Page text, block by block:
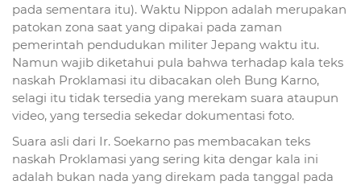
pada sementara itu). Waktu Nippon adalah merupakan
patokan zona saat yang dipakai pada zaman
pemerintah pendudukan militer Jepang waktu itu.
Namun wajib diketahui pula bahwa terhadap kala teks
naskah Proklamasi itu dibacakan oleh Bung Karno,
selagi itu tidak tersedia yang merekam suara ataupun
video, yang tersedia sekedar dokumentasi foto.
Suara asli dari Ir. Soekarno pas membacakan teks
naskah Proklamasi yang sering kita dengar kala ini
adalah bukan nada yang direkam pada tanggal pada